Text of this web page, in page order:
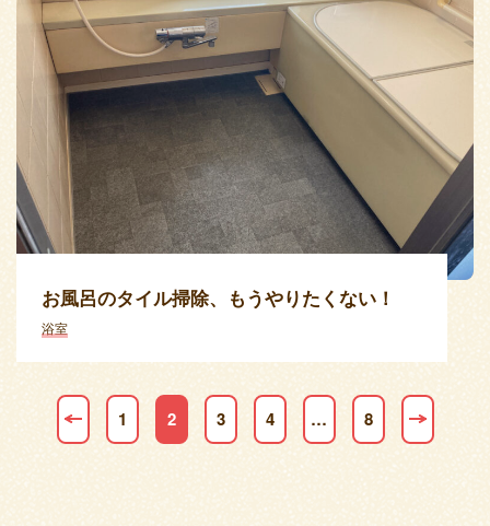
お風呂のタイル掃除、もうやりたくない！
浴室
1 2 3 4 … 8